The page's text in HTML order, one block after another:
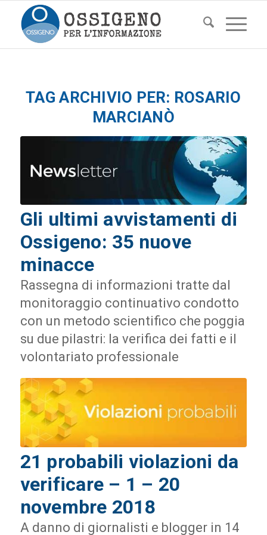
TAG ARCHIVIO PER: ROSARIO
MARCIANÒ
Gli ultimi avvistamenti di
Ossigeno: 35 nuove
minacce
Rassegna di informazioni tratte dal
monitoraggio continuativo condotto
con un metodo scientifico che poggia
su due pilastri: la verifica dei fatti e il
volontariato professionale
21 probabili violazioni da
verificare – 1 – 20
novembre 2018
A danno di giornalisti e blogger in 14